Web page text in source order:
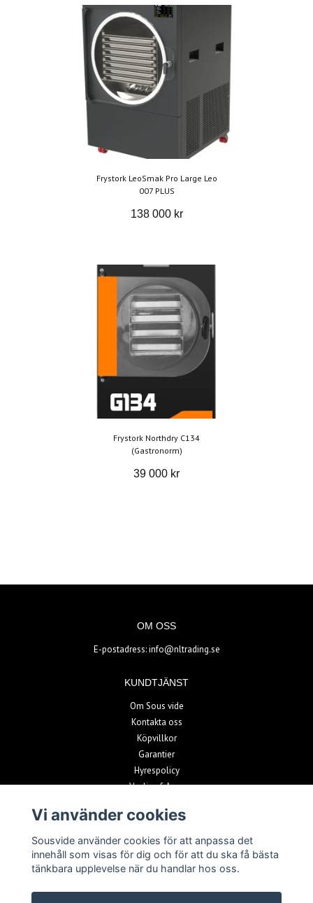
Frystork LeoSmak Pro Large Leo
007 PLUS
138 000 kr
Frystork Northdry C134
(Gastronorm)
39 000 kr
OM OSS
E-postadress:info@nltrading.se
KUNDTJÄNST
Om Sous vide
Kontakta oss
Köpvillkor
Garantier
Hyrespolicy
Vanliga frågor
Vi använder cookies
Sousvide använder cookies för att anpassa det
innehåll som visas för dig och för att du ska få bästa
tänkbara upplevelse när du handlar hos oss.